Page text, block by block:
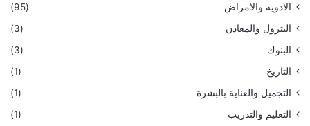
الادوية والامراض
(95)
البترول والمعادن
(3)
البنوك
(3)
التاريخ
(1)
التجميل والعناية بالبشرة
(1)
التعليم والتدريب
(1)